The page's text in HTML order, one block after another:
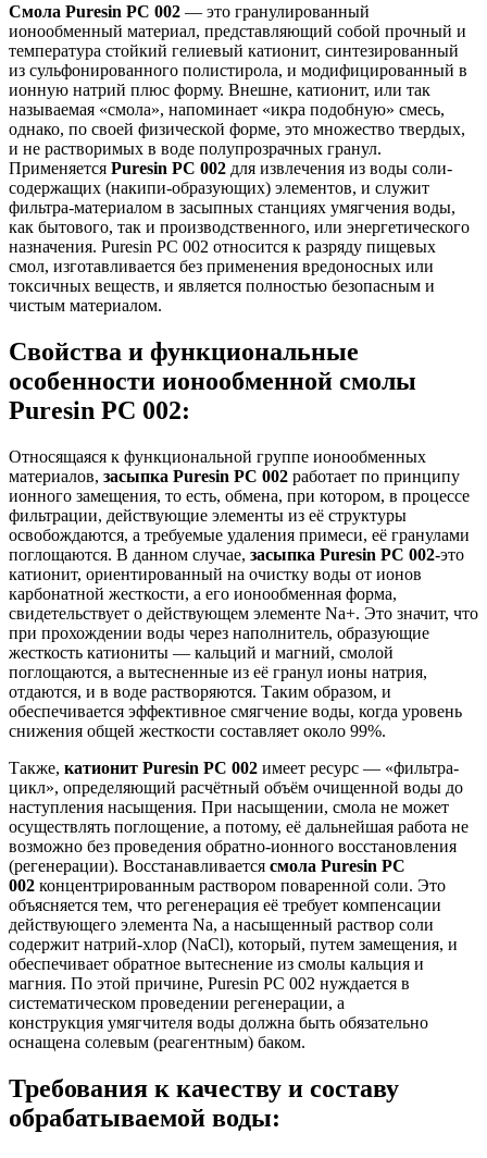
Смола Puresin PC 002 — это гранулированный
ионообменный материал, представляющий собой прочный и
температура стойкий гелиевый катионит, синтезированный
из сульфонированного полистирола, и модифицированный в
ионную натрий плюс форму. Внешне, катионит, или так
называемая «смола», напоминает «икра подобную» смесь,
однако, по своей физической форме, это множество твердых,
и не растворимых в воде полупрозрачных гранул.
Применяется Puresin PC 002 для извлечения из воды соли-
содержащих (накипи-образующих) элементов, и служит
фильтра-материалом в засыпных станциях умягчения воды,
как бытового, так и производственного, или энергетического
назначения. Puresin PC 002 относится к разряду пищевых
смол, изготавливается без применения вредоносных или
токсичных веществ, и является полностью безопасным и
чистым материалом.
Свойства и функциональные
особенности ионообменной смолы
Puresin PC 002:
Относящаяся к функциональной группе ионообменных
материалов, засыпка Puresin PC 002 работает по принципу
ионного замещения, то есть, обмена, при котором, в процессе
фильтрации, действующие элементы из её структуры
освобождаются, а требуемые удаления примеси, её гранулами
поглощаются. В данном случае, засыпка Puresin PC 002-это
катионит, ориентированный на очистку воды от ионов
карбонатной жесткости, а его ионообменная форма,
свидетельствует о действующем элементе Na+. Это значит, что
при прохождении воды через наполнитель, образующие
жесткость катиониты — кальций и магний, смолой
поглощаются, а вытесненные из её гранул ионы натрия,
отдаются, и в воде растворяются. Таким образом, и
обеспечивается эффективное смягчение воды, когда уровень
снижения общей жесткости составляет около 99%.
Также, катионит Puresin PC 002 имеет ресурс — «фильтра-
цикл», определяющий расчётный объём очищенной воды до
наступления насыщения. При насыщении, смола не может
осуществлять поглощение, а потому, её дальнейшая работа не
возможно без проведения обратно-ионного восстановления
(регенерации). Восстанавливается смола Puresin PC
002 концентрированным раствором поваренной соли. Это
объясняется тем, что регенерация её требует компенсации
действующего элемента Na, а насыщенный раствор соли
содержит натрий-хлор (NaCl), который, путем замещения, и
обеспечивает обратное вытеснение из смолы кальция и
магния. По этой причине, Puresin PC 002 нуждается в
систематическом проведении регенерации, а
конструкция умягчителя воды должна быть обязательно
оснащена солевым (реагентным) баком.
Требования к качеству и составу
обрабатываемой воды: